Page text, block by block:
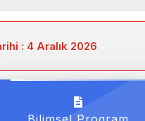
: 4 Aralık 2026